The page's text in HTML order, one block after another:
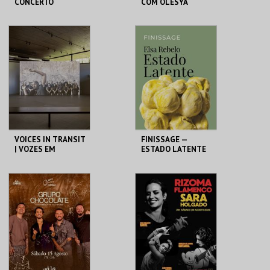
PAR. FEIRAS E
EXPOSIÇÕES
MAIS INFO
COMPRAR
COMUNA
MAIS INFO
COMPRAR
VOICES IN TRANSIT
| VOZES EM
ALBUQUERQUE
FOUNDATION
MAIS INFO
COMPRAR
FINISSAGE —
ESTADO LATENTE
FUNDAÇÃO
GRAMAXO
MAIS INFO
COMPRAR